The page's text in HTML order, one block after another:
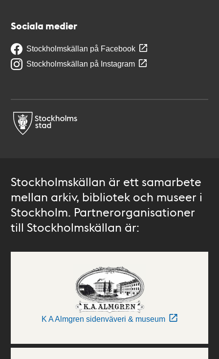
Sociala medier
Stockholmskällan på Facebook
Stockholmskällan på Instagram
Stockholmskällan är ett samarbete
mellan arkiv, bibliotek och museer i
Stockholm. Partnerorganisationer
till Stockholmskällan är:
K A Almgren sidenväveri & museum